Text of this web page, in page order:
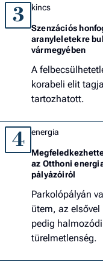
3 kincs
Szenzációs
aranyleletekre
vármegyében
A
korabeli elit
tartozhatott.
4 energia
az Otthoni
pályázóiról
Parkolópályán
ütem, az
pedig
türelmetlenség.